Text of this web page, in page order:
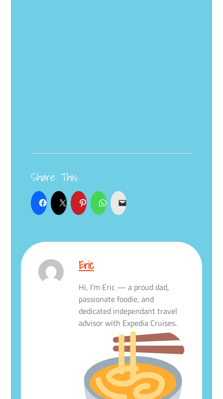
Share This:
Eric
Hi, I’m Eric — a proud dad,
passionate foodie, and
dedicated independant travel
advisor with Expedia Cruises.